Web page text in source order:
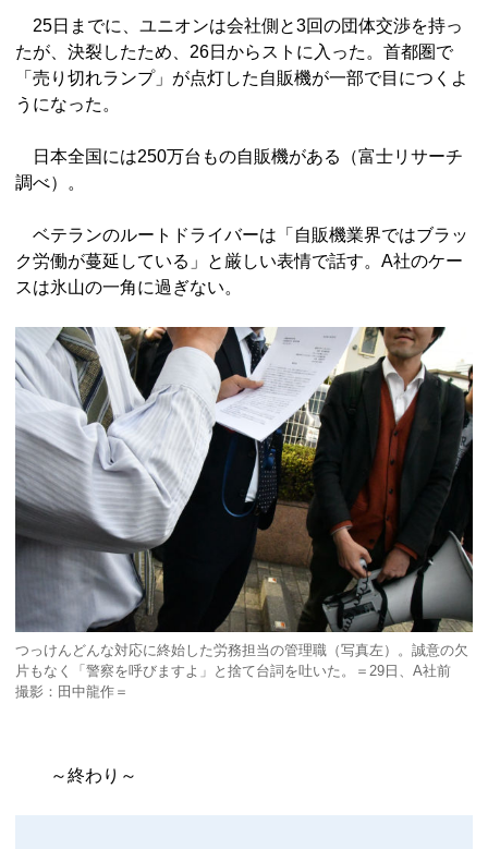
25日までに、ユニオンは会社側と3回の団体交渉を持っ
たが、決裂したため、26日からストに入った。首都圏で
「売り切れランプ」が点灯した自販機が一部で目につくよ
うになった。
日本全国には250万台もの自販機がある（富士リサーチ
調べ）。
ベテランのルートドライバーは「自販機業界ではブラッ
ク労働が蔓延している」と厳しい表情で話す。A社のケー
スは氷山の一角に過ぎない。
つっけんどんな対応に終始した労務担当の管理職（写真左）。誠意の欠
片もなく「警察を呼びますよ」と捨て台詞を吐いた。＝29日、A社前
撮影：田中龍作＝
～終わり～